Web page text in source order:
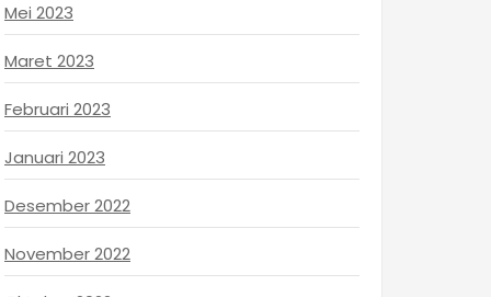
Mei 2023
Maret 2023
Februari 2023
Januari 2023
Desember 2022
November 2022